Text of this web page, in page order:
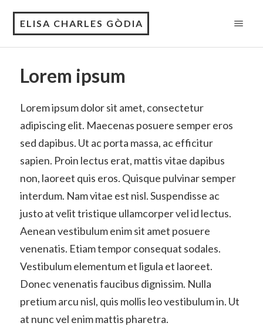
ELISA CHARLES GÒDIA
Lorem ipsum
Lorem ipsum dolor sit amet, consectetur
adipiscing elit. Maecenas posuere semper eros
sed dapibus. Ut ac porta massa, ac efficitur
sapien. Proin lectus erat, mattis vitae dapibus
non, laoreet quis eros. Quisque pulvinar semper
interdum. Nam vitae est nisl. Suspendisse ac
justo at velit tristique ullamcorper vel id lectus.
Aenean vestibulum enim sit amet posuere
venenatis. Etiam tempor consequat sodales.
Vestibulum elementum et ligula et laoreet.
Donec venenatis faucibus dignissim. Nulla
pretium arcu nisl, quis mollis leo vestibulum in. Ut
at nunc vel enim mattis pharetra.